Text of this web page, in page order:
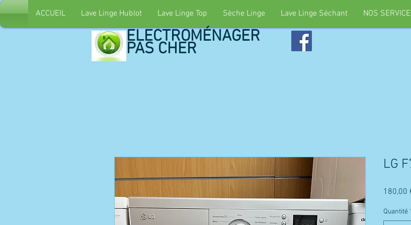
ACCUEIL Lave Linge Hublot Lave Linge Top Sèche Linge Lave Linge Séchant NOS
ELECTROMÉNAGER
PAS CHER
LG
180,00
Quantité